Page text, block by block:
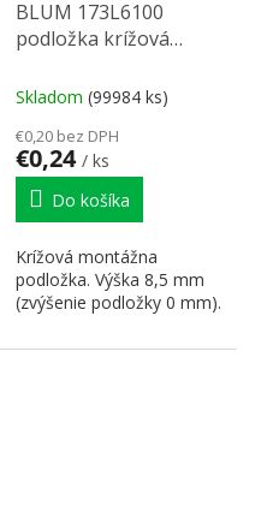
BLUM 173L6100
podložka krížová
Skladom (99984 ks)
€0,20 bez DPH
€0,24 / ks
Do košíka
Krížová montážna
podložka. Výška 8,5 mm
(zvýšenie podložky 0 mm).